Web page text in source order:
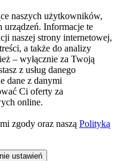
naszych użytkowników,
Informacje te
naszej strony internetowej,
a także do analizy
– wyłącznie za Twoją
z usług danego
dane z danymi
Ci oferty za
online.
zgody oraz naszą Polityką
ustawień